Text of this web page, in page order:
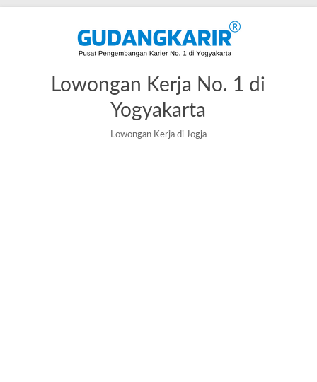
Lowongan Kerja No. 1 di
Yogyakarta
Lowongan Kerja di Jogja